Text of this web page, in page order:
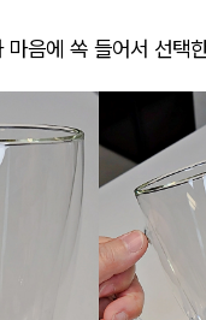
마음에 쏙 들어서 선택